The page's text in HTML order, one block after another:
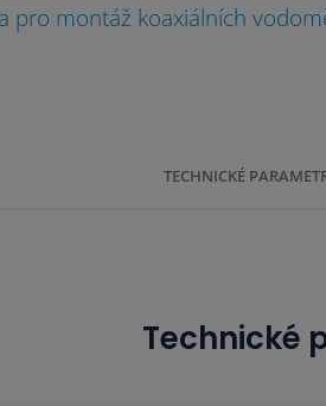
pro montáž koaxiálních
TECHNICKÉ
Technické